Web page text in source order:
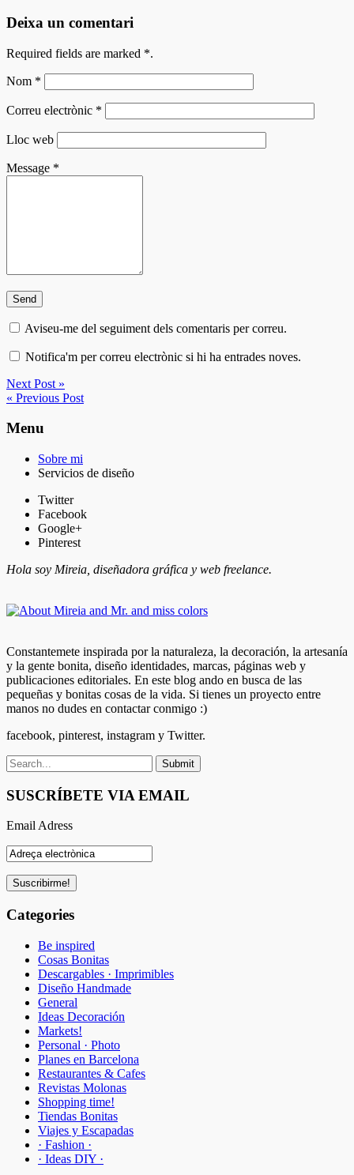
Deixa un comentari
Required fields are marked *.
Nom *
Correu electrònic *
Lloc web
Message *
Aviseu-me del seguiment dels comentaris per correu.
Notifica'm per correu electrònic si hi ha entrades noves.
Next Post »
« Previous Post
Menu
Sobre mi
Servicios de diseño
Twitter
Facebook
Google+
Pinterest
Hola soy Mireia, diseñadora gráfica y web freelance.
Constantemete inspirada por la naturaleza, la decoración, la artesanía
y la gente bonita, diseño identidades, marcas, páginas web y
publicaciones editoriales. En este blog ando en busca de las
pequeñas y bonitas cosas de la vida. Si tienes un proyecto entre
manos no dudes en contactar conmigo :)
facebook, pinterest, instagram y Twitter.
SUSCRÍBETE VIA EMAIL
Email Adress
Categories
Be inspired
Cosas Bonitas
Descargables · Imprimibles
Diseño Handmade
General
Ideas Decoración
Markets!
Personal · Photo
Planes en Barcelona
Restaurantes & Cafes
Revistas Molonas
Shopping time!
Tiendas Bonitas
Viajes y Escapadas
· Fashion ·
· Ideas DIY ·